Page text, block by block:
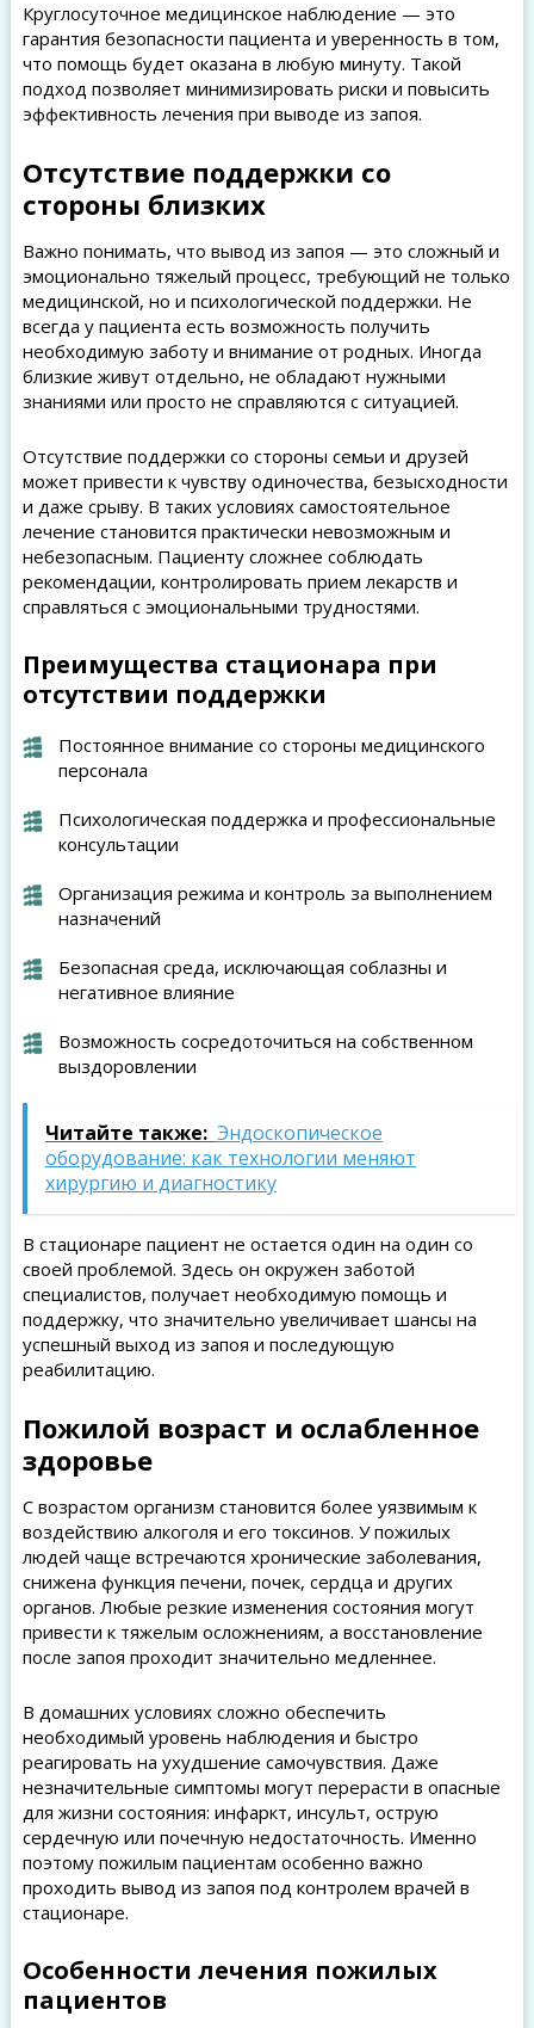
Круглосуточное медицинское наблюдение — это
гарантия безопасности пациента и уверенность в том,
что помощь будет оказана в любую минуту. Такой
подход позволяет минимизировать риски и повысить
эффективность лечения при выводе из запоя.
Отсутствие поддержки со
стороны близких
Важно понимать, что вывод из запоя — это сложный и
эмоционально тяжелый процесс, требующий не только
медицинской, но и психологической поддержки. Не
всегда у пациента есть возможность получить
необходимую заботу и внимание от родных. Иногда
близкие живут отдельно, не обладают нужными
знаниями или просто не справляются с ситуацией.
Отсутствие поддержки со стороны семьи и друзей
может привести к чувству одиночества, безысходности
и даже срыву. В таких условиях самостоятельное
лечение становится практически невозможным и
небезопасным. Пациенту сложнее соблюдать
рекомендации, контролировать прием лекарств и
справляться с эмоциональными трудностями.
Преимущества стационара при
отсутствии поддержки
Постоянное внимание со стороны медицинского
персонала
Психологическая поддержка и профессиональные
консультации
Организация режима и контроль за выполнением
назначений
Безопасная среда, исключающая соблазны и
негативное влияние
Возможность сосредоточиться на собственном
выздоровлении
Читайте также: Эндоскопическое
оборудование: как технологии меняют
хирургию и диагностику
В стационаре пациент не остается один на один со
своей проблемой. Здесь он окружен заботой
специалистов, получает необходимую помощь и
поддержку, что значительно увеличивает шансы на
успешный выход из запоя и последующую
реабилитацию.
Пожилой возраст и ослабленное
здоровье
С возрастом организм становится более уязвимым к
воздействию алкоголя и его токсинов. У пожилых
людей чаще встречаются хронические заболевания,
снижена функция печени, почек, сердца и других
органов. Любые резкие изменения состояния могут
привести к тяжелым осложнениям, а восстановление
после запоя проходит значительно медленнее.
В домашних условиях сложно обеспечить
необходимый уровень наблюдения и быстро
реагировать на ухудшение самочувствия. Даже
незначительные симптомы могут перерасти в опасные
для жизни состояния: инфаркт, инсульт, острую
сердечную или почечную недостаточность. Именно
поэтому пожилым пациентам особенно важно
проходить вывод из запоя под контролем врачей в
стационаре.
Особенности лечения пожилых
пациентов